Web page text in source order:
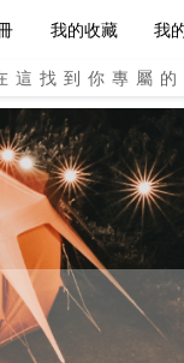
我的收藏 我
找到你專屬的